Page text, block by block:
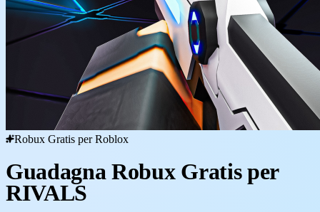
Robux Gratis per Roblox
Guadagna Robux Gratis per
RIVALS